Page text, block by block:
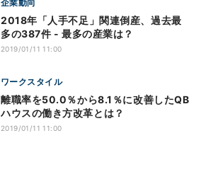
企業動向
2018年「人手不足」関連倒産、過去最
多の387件 - 最多の産業は？
2019/01/11 11:00
ワークスタイル
離職率を50.0％から8.1％に改善したQB
ハウスの働き方改革とは？
2019/01/11 11:00